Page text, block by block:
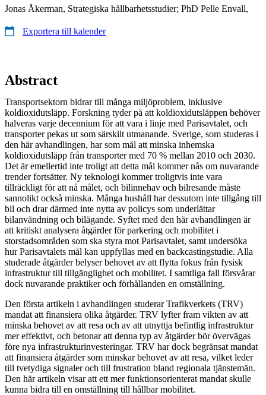
Jonas Åkerman, Strategiska hållbarhetsstudier; PhD Pelle Envall,
Exportera till kalender
Abstract
Transportsektorn bidrar till många miljöproblem, inklusive
koldioxidutsläpp. Forskning tyder på att koldioxidutsläppen behöver
halveras varje decennium för att vara i linje med Parisavtalet, och
transporter pekas ut som särskilt utmanande. Sverige, som studeras i
den här avhandlingen, har som mål att minska inhemska
koldioxidutsläpp från transporter med 70 % mellan 2010 och 2030.
Det är emellertid inte troligt att detta mål kommer nås om nuvarande
trender fortsätter. Ny teknologi kommer troligtvis inte vara
tillräckligt för att nå målet, och bilinnehav och bilresande måste
sannolikt också minska. Många hushåll har dessutom inte tillgång till
bil och drar därmed inte nytta av policys som underlättar
bilanvändning och bilägande. Syftet med den här avhandlingen är
att kritiskt analysera åtgärder för parkering och mobilitet i
storstadsområden som ska styra mot Parisavtalet, samt undersöka
hur Parisavtalets mål kan uppfyllas med en backcastingstudie. Alla
studerade åtgärder belyser behovet av att flytta fokus från fysisk
infrastruktur till tillgänglighet och mobilitet. I samtliga fall försvårar
dock nuvarande praktiker och förhållanden en omställning.
Den första artikeln i avhandlingen studerar Trafikverkets (TRV)
mandat att finansiera olika åtgärder. TRV lyfter fram vikten av att
minska behovet av att resa och av att utnyttja befintlig infrastruktur
mer effektivt, och betonar att denna typ av åtgärder bör övervägas
före nya infrastrukturinvesteringar. TRV har dock begränsat mandat
att finansiera åtgärder som minskar behovet av att resa, vilket leder
till tvetydiga signaler och till frustration bland regionala tjänstemän.
Den här artikeln visar att ett mer funktionsorienterat mandat skulle
kunna bidra till en omställning till hållbar mobilitet.